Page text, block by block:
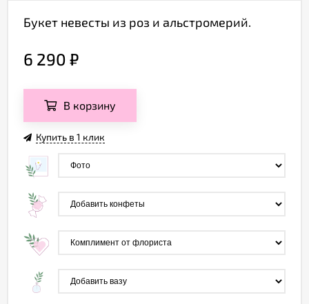
Букет невесты из роз и альстромерий.
6 290 ₽
В корзину
Купить в 1 клик